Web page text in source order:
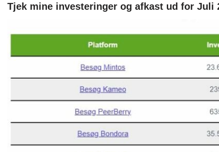
Tjek mine investeringer og afkast ud for Juli